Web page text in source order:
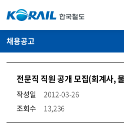
채용공고
전문직 직원 공개 모집(회계사,
작성일
2012-03-26
조회수
13,236
코레일소개_경영공시_채용공고 상세보기 – 내용, 파일, 담당자 연락처로 구성